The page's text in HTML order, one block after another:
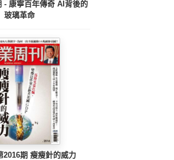
週刊 2414期
- 康寧百年傳奇 AI背後的
玻璃革命
商業周刊 第2016期 瘦瘦針的威力